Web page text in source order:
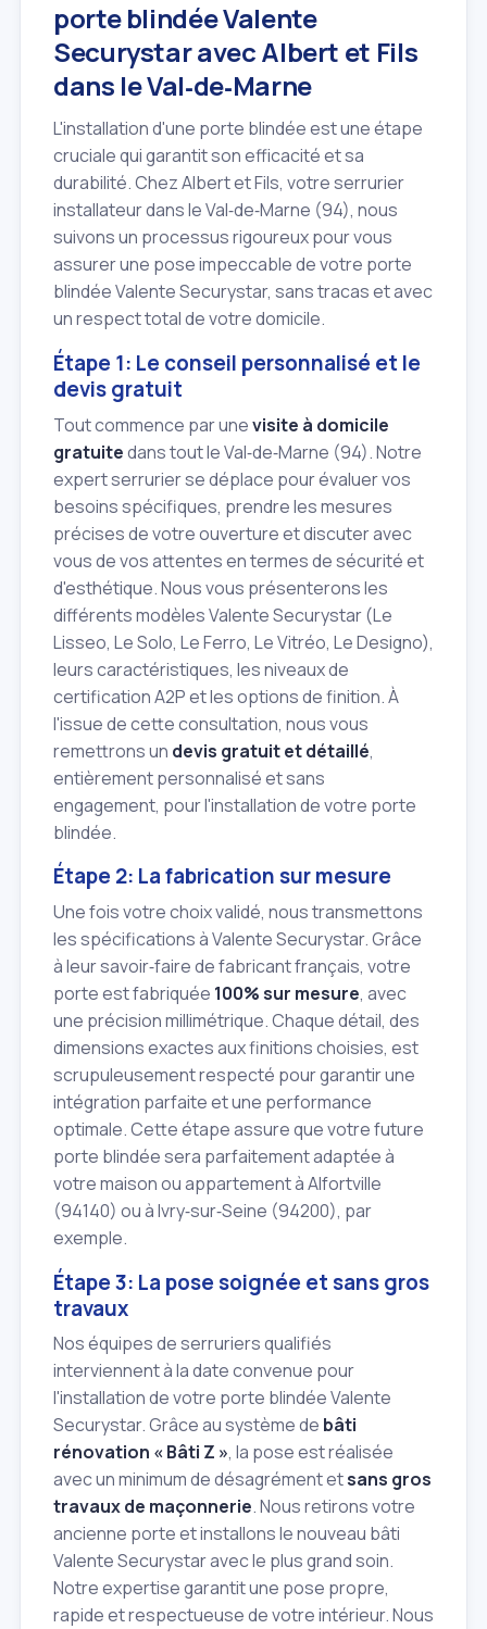
porte blindée Valente
Securystar avec Albert et Fils
dans le Val‑de‑Marne
L'installation d'une porte blindée est une étape
cruciale qui garantit son efficacité et sa
durabilité. Chez Albert et Fils, votre serrurier
installateur dans le Val‑de‑Marne (94), nous
suivons un processus rigoureux pour vous
assurer une pose impeccable de votre porte
blindée Valente Securystar, sans tracas et avec
un respect total de votre domicile.
Étape 1: Le conseil personnalisé et le
devis gratuit
Tout commence par unevisite à domicile
gratuitedans tout le Val‑de‑Marne (94). Notre
expert serrurier se déplace pour évaluer vos
besoins spécifiques, prendre les mesures
précises de votre ouverture et discuter avec
vous de vos attentes en termes de sécurité et
d'esthétique. Nous vous présenterons les
différents modèles Valente Securystar (Le
Lisseo, Le Solo, Le Ferro, Le Vitréo, Le Designo),
leurs caractéristiques, les niveaux de
certification A2P et les options de finition. À
l'issue de cette consultation, nous vous
remettrons un devis gratuit et détaillé,
entièrement personnalisé et sans
engagement, pour l'installation de votre porte
blindée.
Étape 2: La fabrication sur mesure
Une fois votre choix validé, nous transmettons
les spécifications à Valente Securystar. Grâce
à leur savoir‑faire de fabricant français, votre
porte est fabriquée 100% sur mesure, avec
une précision millimétrique. Chaque détail, des
dimensions exactes aux finitions choisies, est
scrupuleusement respecté pour garantir une
intégration parfaite et une performance
optimale. Cette étape assure que votre future
porte blindée sera parfaitement adaptée à
votre maison ou appartement à Alfortville
(94140) ou à Ivry‑sur‑Seine (94200), par
exemple.
Étape 3: La pose soignée et sans gros
travaux
Nos équipes de serruriers qualifiés
interviennent à la date convenue pour
l'installation de votre porte blindée Valente
Securystar. Grâce au système de bâti
rénovation « Bâti Z », la pose est réalisée
avec un minimum de désagrément etsans gros
travaux de maçonnerie. Nous retirons votre
ancienne porte et installons le nouveau bâti
Valente Securystar avec le plus grand soin.
Notre expertise garantit une pose propre,
rapide et respectueuse de votre intérieur. Nous